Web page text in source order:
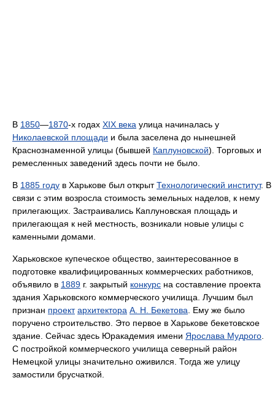
В 1850—1870-х годах XIX века улица начиналась у
Николаевской площади и была заселена до нынешней
Краснознаменной улицы (бывшей Каплуновской). Торговых и
ремесленных заведений здесь почти не было.
В 1885 году в Харькове был открытТехнологический институт. В
связи с этим возросла стоимость земельных наделов, к нему
прилегающих. Застраивались Каплуновская площадь и
прилегающая к ней местность, возникали новые улицы с
каменными домами.
Харьковское купеческое общество, заинтересованное в
подготовке квалифицированных коммерческих работников,
объявило в 1889 г. закрытый конкурс на составление проекта
здания Харьковского коммерческого училища. Лучшим был
признан проект архитектора А. Н. Бекетова . Ему же было
поручено строительство. Это первое в Харькове бекетовское
здание. Сейчас здесь Юракадемия имени Ярослава Мудрого
С постройкой коммерческого училища северный район
Немецкой улицы значительно оживился. Тогда же улицу
замостили брусчаткой.